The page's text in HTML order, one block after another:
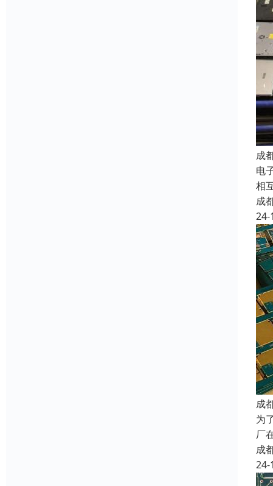
成
电
相
成
24-
成
为
厂
成
24-